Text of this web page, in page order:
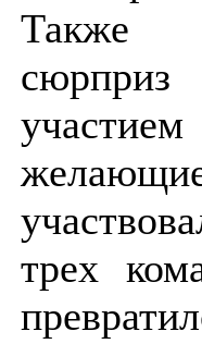
Также
трех